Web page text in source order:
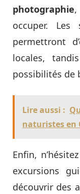
photographie,
occuper. Les
permettront
locales,
possibilités de
Lire aussi :
naturistes en
Enfin,
excursions
découvrir des